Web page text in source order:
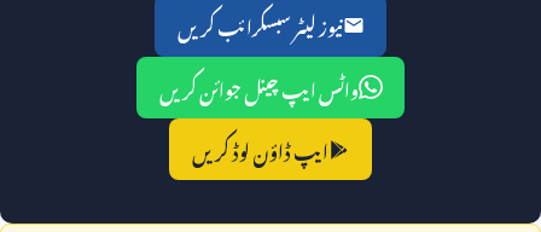
نیوز لیٹر سبسکرائب کریں
واٹس ایپ چینل جوائن کریں
ایپ ڈاؤن لوڈ کریں